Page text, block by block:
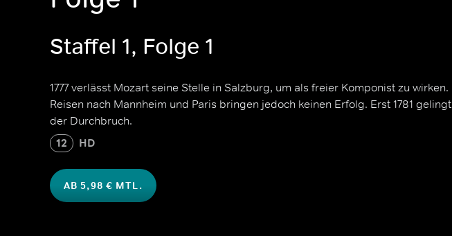
Staffel 1, Folge 1
1777 verlässt Mozart seine Stelle in Salzburg, um als freier Komponist zu wirken.
Reisen nach Mannheim und Paris bringen jedoch keinen Erfolg. Erst 1781 gelingt
der Durchbruch.
12 HD
AB 5,98 € MTL.